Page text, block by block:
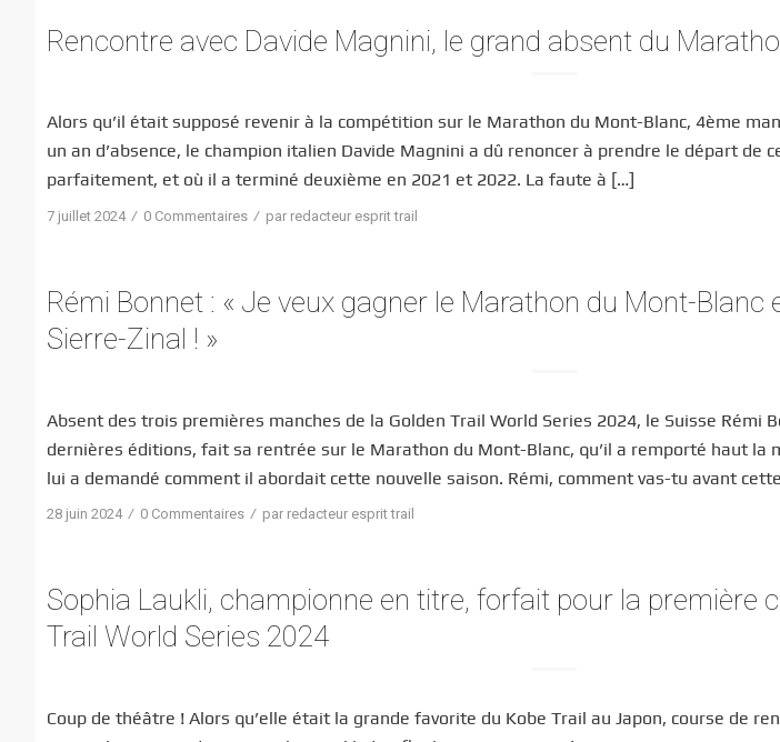
Rencontre avec Davide Magnini, le grand absent du
Alors qu’il était supposé revenir à la compétition sur le Marathon du Mont-Blanc, 4ème
un an d’absence, le champion italien Davide Magnini a dû renoncer à prendre le départ de
parfaitement, et où il a terminé deuxième en 2021 et 2022. La faute à […]
7 juillet 2024 / 0 Commentaires / par redacteur esprit trail
Rémi Bonnet : « Je veux gagner le Marathon du Mont-
Sierre-Zinal ! »
Absent des trois premières manches de la Golden Trail World Series 2024, le Suisse Rémi
dernières éditions, fait sa rentrée sur le Marathon du Mont-Blanc, qu’il a remporté haut la
lui a demandé comment il abordait cette nouvelle saison. Rémi, comment vas-tu avant
28 juin 2024 / 0 Commentaires / par redacteur esprit trail
Sophia Laukli, championne en titre, forfait pour la première
Trail World Series 2024
Coup de théâtre ! Alors qu’elle était la grande favorite du Kobe Trail au Japon, course de